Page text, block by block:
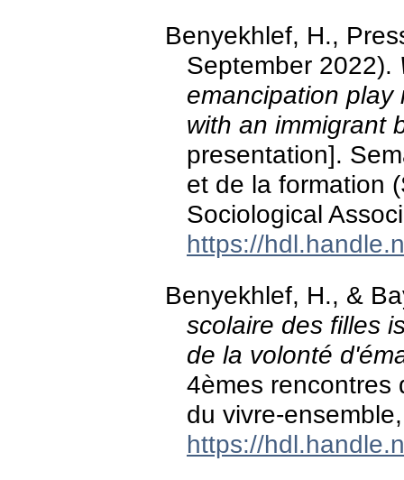
Benyekhlef, H.,
September 2022).
emancipation play
with an immigrant
presentation].
et de la formation
Sociological
https://
Benyekhlef, H., &
scolaire des filles
de la volonté
4èmes rencontres
du vivre-
https://